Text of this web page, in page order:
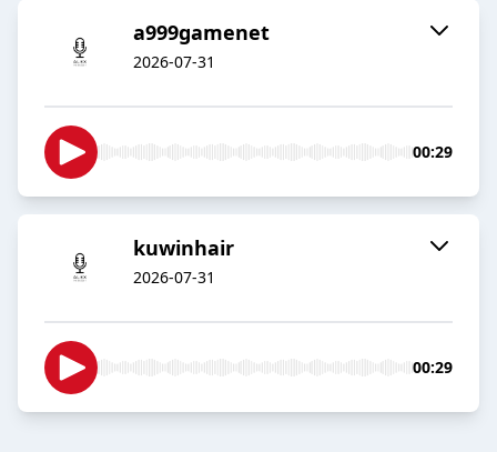
a999gamenet
2026-07-31
00:29
kuwinhair
2026-07-31
00:29